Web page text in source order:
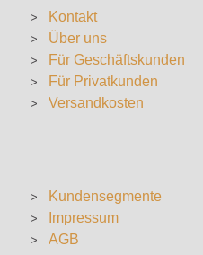
Kontakt
Über uns
Für Geschäftskunden
Für Privatkunden
Versandkosten
Kundensegmente
Impressum
AGB